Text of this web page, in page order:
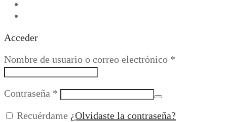
Acceder
Nombre de usuario o correo electrónico *
Contraseña * Obligatorio
Recuérdame ¿Olvidaste la contraseña?